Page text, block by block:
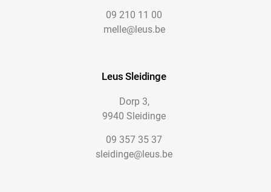
09 210 11 00
melle@leus.be
Leus Sleidinge
Dorp 3,
9940 Sleidinge
09 357 35 37
sleidinge@leus.be